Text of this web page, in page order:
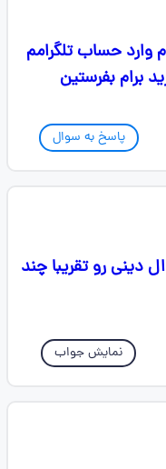
وارد حساب تلگرامم
برام بفرستین
پاسخ به سوال
دینی رو تقریبا چند
نمایش جواب